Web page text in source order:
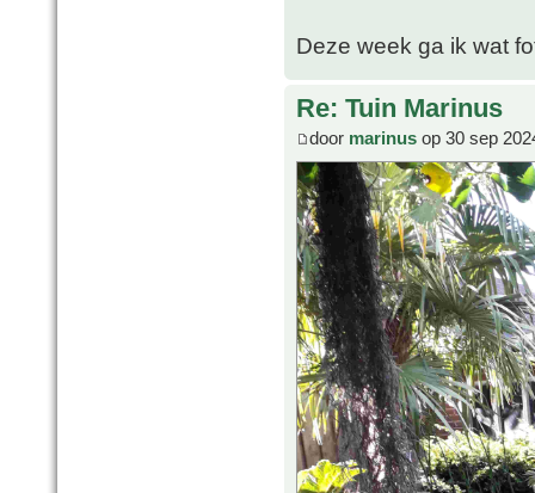
Deze week ga ik wat
Re: Tuin Marinus
door marinus op 30 sep